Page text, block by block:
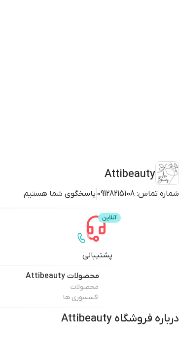
Attibeauty
شماره تماس: 09128215108 پاسخگوی شما هستیم
پشتیبانی
محصولاتAttibeauty
محصولات
اکسسوری ها
درباره فروشگاه Attibeauty